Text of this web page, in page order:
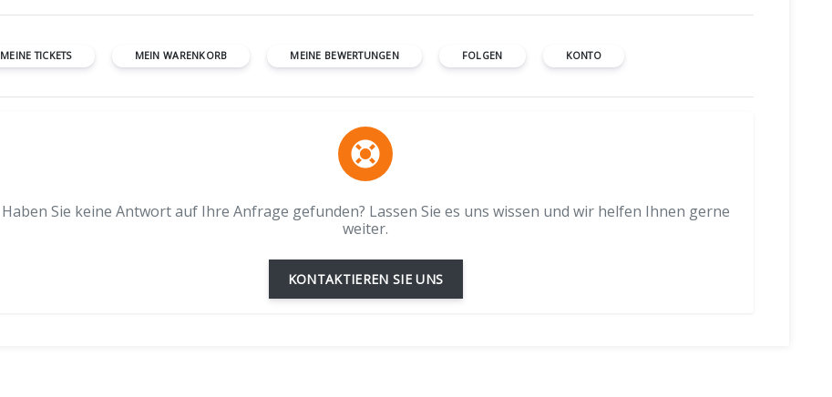
MEINE TICKETS MEIN WARENKORB MEINE BEWERTUNGEN FOLGEN KONTO
Haben Sie keine Antwort auf Ihre Anfrage gefunden? Lassen Sie es uns wissen und wir helfen Ihnen gerne
weiter.
KONTAKTIEREN SIE UNS